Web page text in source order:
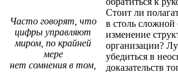
Часто говорят, что
цифры управляют
миром, по крайней
мере
нет сомнения в том,
Стоит ли
в столь сложной
изменение
организации?
убедиться в
доказательств